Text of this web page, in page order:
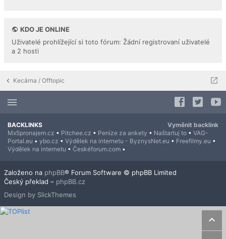
KDO JE ONLINE
Uživatelé prohlížející si toto fórum: Žádní registrovaní uživatelé
a 2 hosti
Kecárna / Offtopic
BACKLINKS
Vyměnit backlink
Mx5pronajem.cz • Pitchee.cz • Peníze za ankety • Naštartuj to • VAG-
Portal.eu • ybo.cz • Výdělek na internetu - ByznysNet.eu • Freefilmy.eu •
Výdělek na internetu • Českéforum.com •
Založeno na phpBB® Forum Software © phpBB Limited
Český překlad – phpBB.cz
Design by SlickThemes